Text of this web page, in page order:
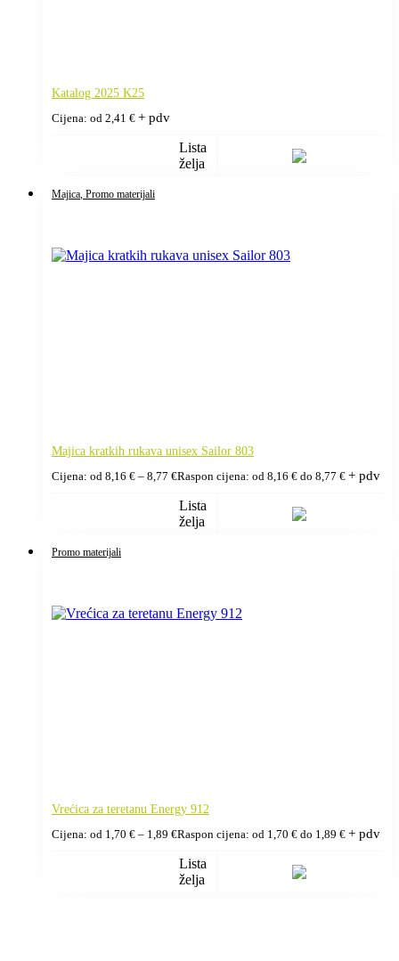
Katalog 2025 K25
Cijena: od 2,41 € + pdv
Lista
želja
Majica, Promo materijali
Majica kratkih rukava unisex Sailor 803
Cijena: od 8,16 € – 8,77 €Raspon cijena: od 8,16 € do 8,77 € + pdv
Lista
želja
Promo materijali
Vrećica za teretanu Energy 912
Cijena: od 1,70 € – 1,89 €Raspon cijena: od 1,70 € do 1,89 € + pdv
Lista
želja